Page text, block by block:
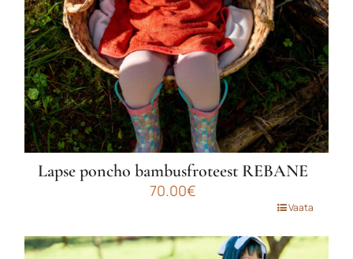
Lapse poncho bambusfroteest REBANE
70.00€
on
Vaata